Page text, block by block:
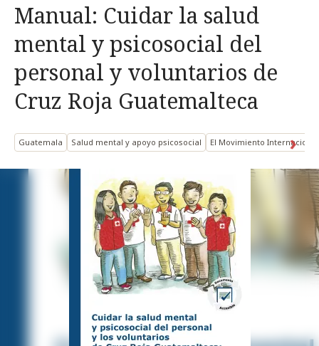
Manual: Cuidar la salud
mental y psicosocial del
personal y voluntarios de
Cruz Roja Guatemalteca
Guatemala Salud mental y apoyo psicosocial El Movimiento